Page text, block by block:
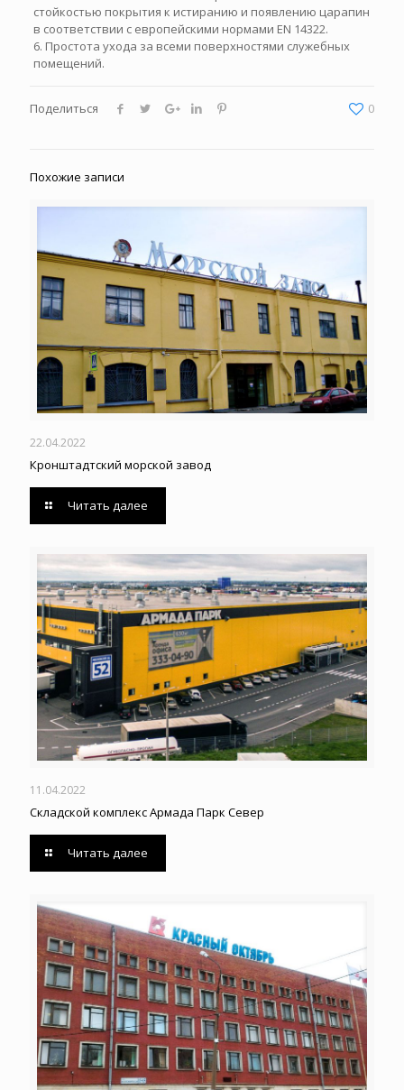
стойкостью покрытия к истиранию и появлению царапин
в соответствии с европейскими нормами EN 14322.
6. Простота ухода за всеми поверхностями служебных
помещений.
Поделиться 0
Похожие записи
22.04.2022
Кронштадтский морской завод
Читать далее
11.04.2022
Складской комплекс Армада Парк Север
Читать далее